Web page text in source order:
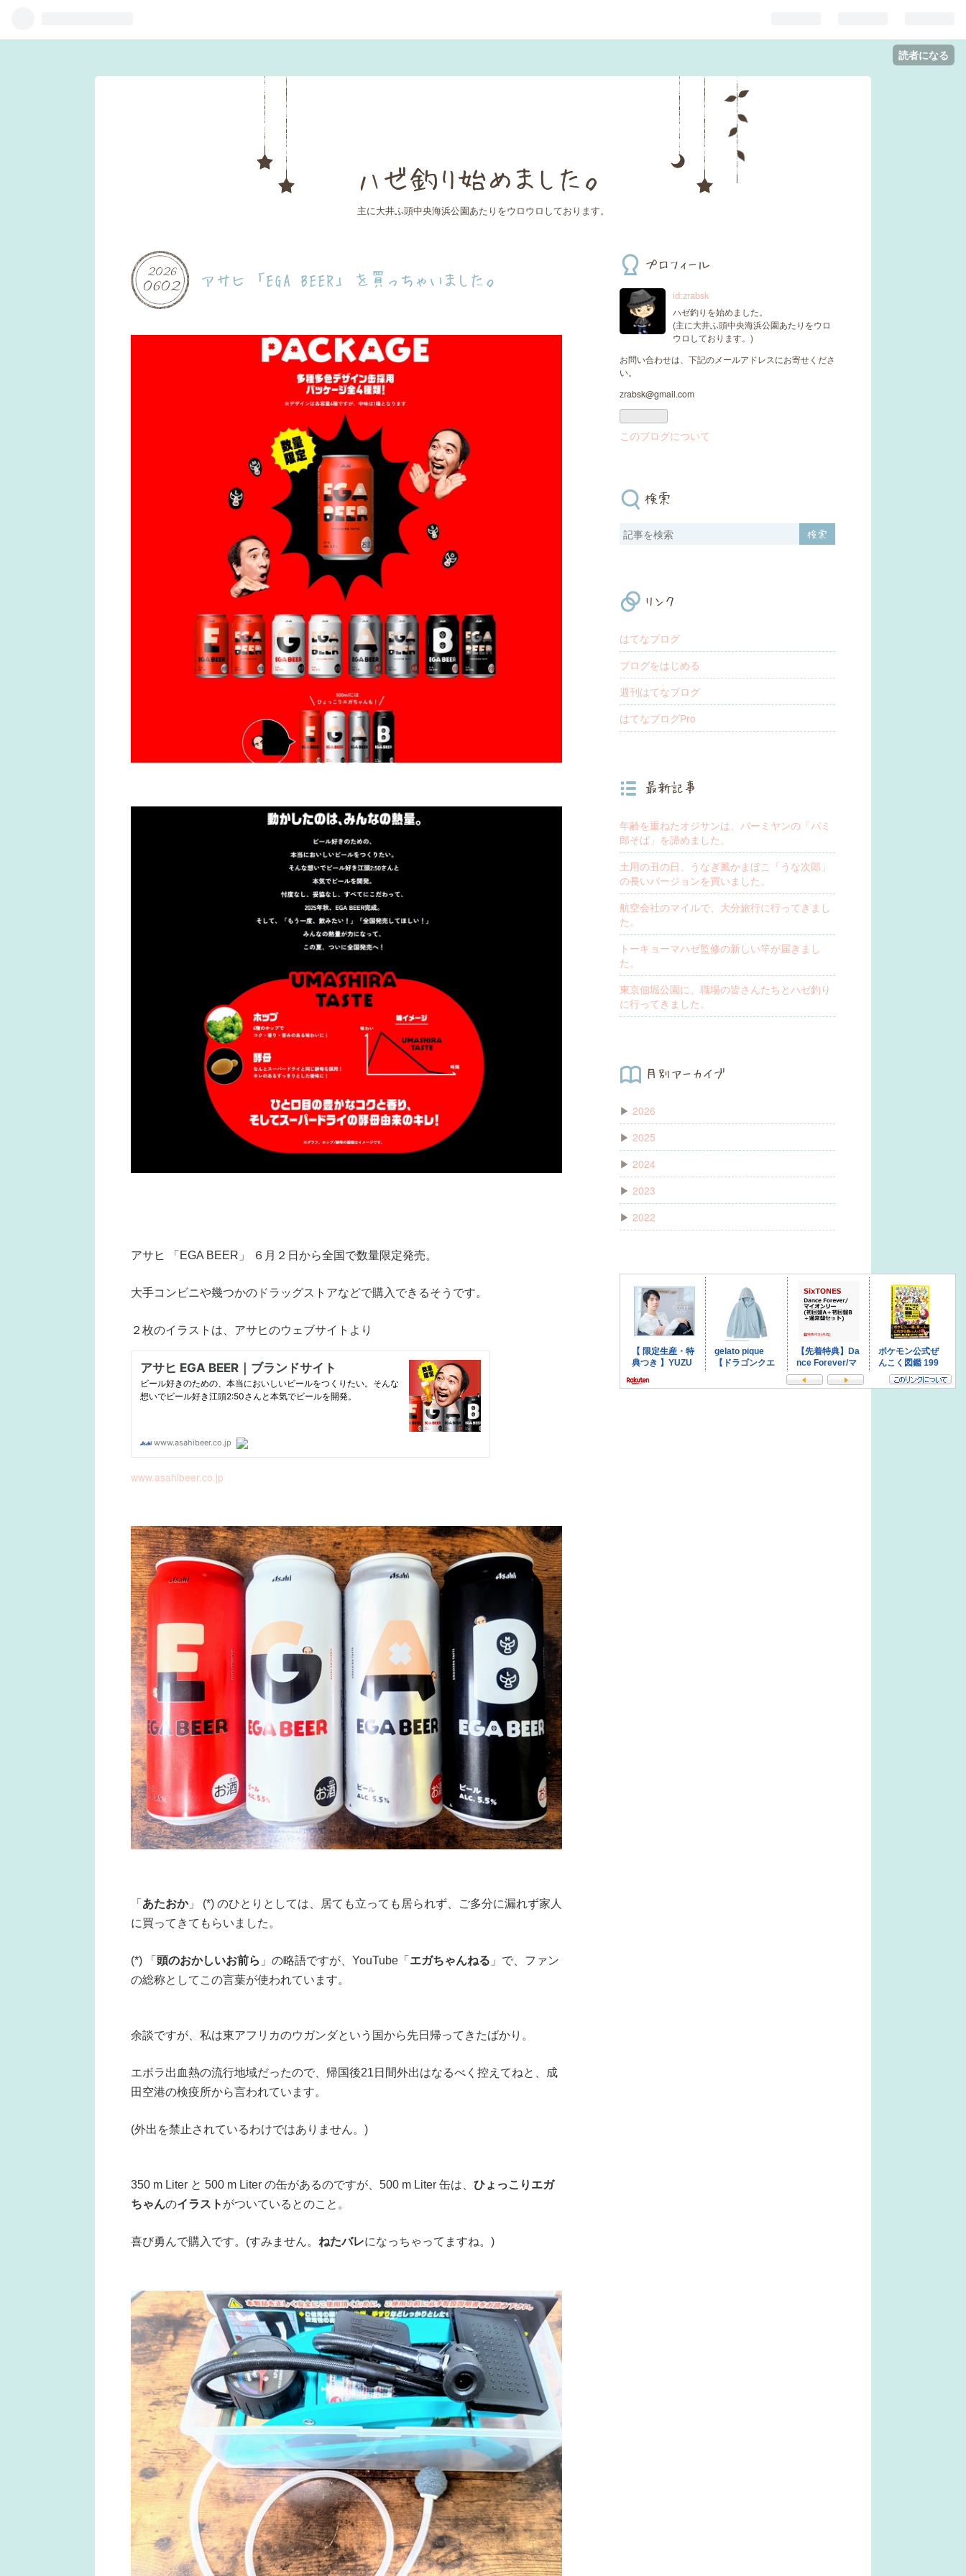
読者になる
ハゼ釣り始めました。
主に大井ふ頭中央海浜公園あたりをウロウロしております。
2026
0602 アサヒ 「EGA BEER」 を買っちゃいました。
アサヒ 「EGA BEER」 ６月２日から全国で数量限定発売。
大手コンビニや幾つかのドラッグストアなどで購入できるそうです。
２枚のイラストは、アサヒのウェブサイトより
www.asahibeer.co.jp
「 あたおか 」 (*) のひとりとしては、居ても立っても居られず、ご多分に漏れず家人
に買ってきてもらいました。
(*) 「 頭のおかしいお前ら 」の略語ですが、YouTube「 エガちゃんねる 」で、ファン
の総称としてこの言葉が使われています。
余談ですが、私は東アフリカのウガンダという国から先日帰ってきたばかり。
エボラ出血熱の流行地域だったので、帰国後21日間外出はなるべく控えてねと、成
田空港の検疫所から言われています。
(外出を禁止されているわけではありません。)
350 m Liter と 500 m Liter の缶があるのですが、500 m Liter 缶は、 ひょっこりエガ
ちゃんのイラスト がついているとのこと。
喜び勇んで購入です。(すみません。 ねたバレになっちゃってますね。)
プロフィール
id:zrabsk
ハゼ釣りを始めました。
(主に大井ふ頭中央海浜公園あたりをウロ
ウロしております。)
お問い合わせは、下記のメールアドレスにお寄せくださ
い。
zrabsk@gmail.com
このブログについて
検索
リンク
はてなブログ
ブログをはじめる
週刊はてなブログ
はてなブログPro
最新記事
年齢を重ねたオジサンは、バーミヤンの「バミ
郎そば」を諦めました。
土用の丑の日、うなぎ風かまぼこ「うな次郎」
の長いバージョンを買いました。
航空会社のマイルで、大分旅行に行ってきまし
た。
トーキョーマハゼ監修の新しい竿が届きまし
た。
東京佃堀公園に、職場の皆さんたちとハゼ釣り
に行ってきました。
月別アーカイブ
▶ 2026
▶ 2025
▶ 2024
▶ 2023
▶ 2022